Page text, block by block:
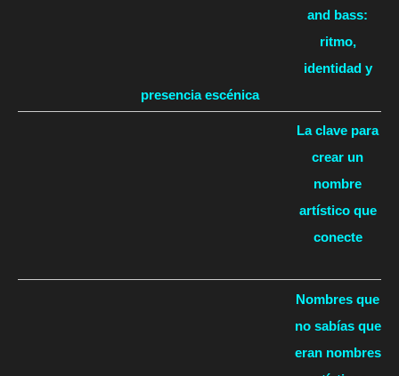
and bass:
ritmo,
identidad y
presencia escénica
La clave para
crear un
nombre
artístico que
conecte
Nombres que
no sabías que
eran nombres